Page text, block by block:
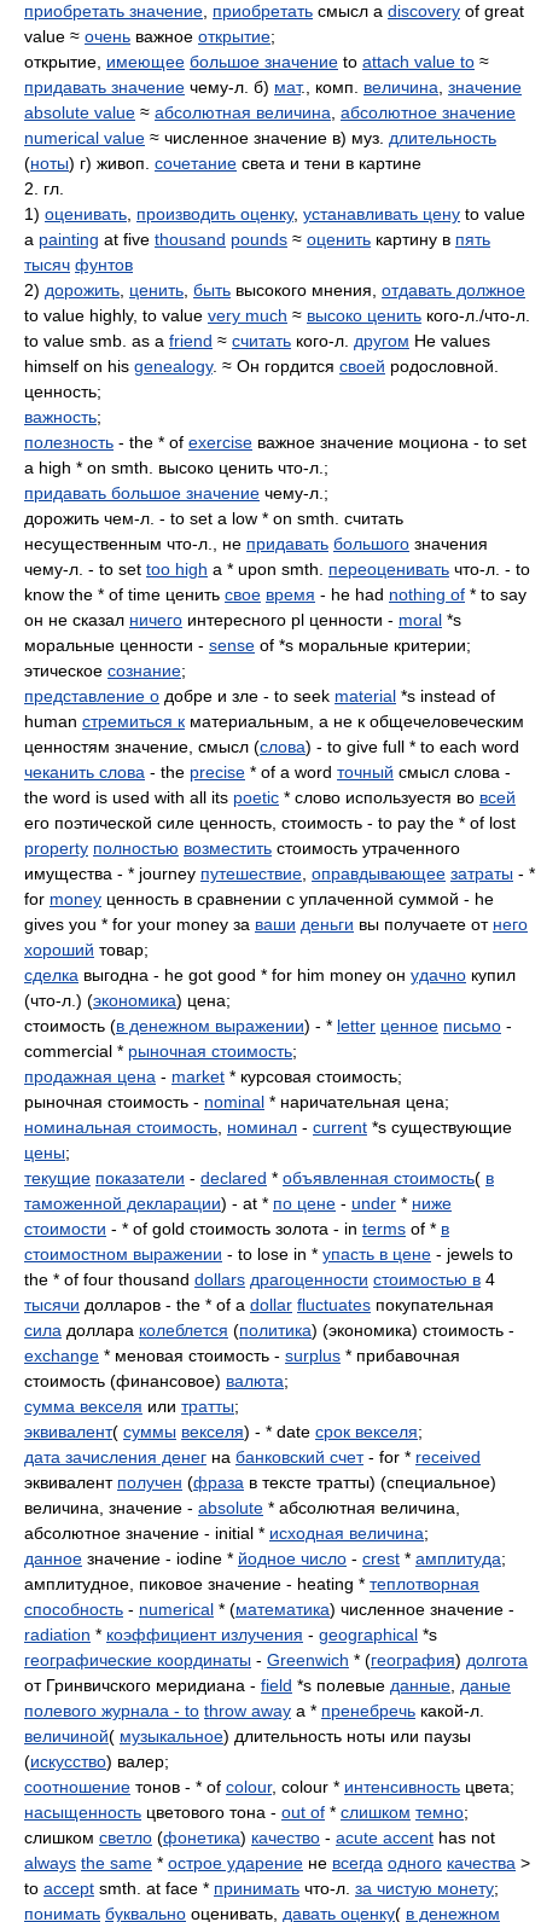
приобретать значение приобретать смысл a discovery of great
value ≈ очень важное открытие;
открытие, имеющее большое значение to attach value to ≈
придавать значение чему-л. б) мат., комп. величина значение
absolute value ≈ абсолютная величина абсолютное значение
numerical value ≈ численное значение в) муз. длительность
(ноты) г) живоп. сочетание света и тени в картине
2. гл.
1) оценивать производить оценку, устанавливать цену to value
a painting at five thousand pounds ≈ оценить картину в пять
тысяч фунтов
2) дорожить ценить быть высокого мнения, отдавать должное
to value highly, to value very much ≈ высоко ценить кого-л./что-л.
to value smb. as a friend ≈ считать кого-л. другом He values
himself on his genealogy. ≈ Он гордится своей родословной.
ценность;
важность;
полезность - the * of exercise важное значение моциона - to set
a high * on smth. высоко ценить что-л.;
придавать большое значение чему-л.;
дорожить чем-л. - to set a low * on smth. считать
несущественным что-л., не придавать большого значения
чему-л. - to set too high a * upon smth. переоценивать что-л. - to
know the * of time ценить свое время - he had nothing of * to say
он не сказал ничего интересного pl ценности - moral *s
моральные ценности - sense of *s моральные критерии;
этическое сознание;
представление о добре и зле - to seek material *s instead of
human стремиться к материальным, а не к общечеловеческим
ценностям значение, смысл (слова) - to give full * to each word
чеканить слова - the precise * of a word точный смысл слова -
the word is used with all its poetic * слово используестя во всей
его поэтической силе ценность, стоимость - to pay the * of lost
property полностью возместить стоимость утраченного
имущества - * journey путешествие оправдывающее затраты - *
for money ценность в сравнении с уплаченной суммой - he
gives you * for your money за ваши деньги вы получаете от него
хороший товар;
сделка выгодна - he got good * for him money он удачно купил
(что-л.) (экономика) цена;
стоимость (в денежном выражении) - * letter ценное письмо -
сommercial * рыночная стоимость;
продажная цена - market * курсовая стоимость;
рыночная стоимость - nominal * наричательная цена;
номинальная стоимость номинал - current *s существующие
цены;
текущие показатели - declared * объявленная стоимость( в
таможенной декларации) - at * по цене - under * ниже
стоимости - * of gold стоимость золота - in terms of * в
стоимостном выражении - to lose in * упасть в цене - jewels to
the * of four thousand dollars драгоценности стоимостью в 4
тысячи долларов - the * of a dollar fluctuates покупательная
сила доллара колеблется (политика) (экономика) стоимость -
exchange * меновая стоимость - surplus * прибавочная
стоимость (финансовое) валюта;
сумма векселя или тратты;
эквивалент( суммы векселя) - * date срок векселя;
дата зачисления денег на банковский счет- for * received
эквивалент получен (фраза в тексте тратты) (специальное)
величина, значение - absolute * абсолютная величина,
абсолютное значение - initial * исходная величина;
данное значение - iodine * йодное число - crest * амплитуда;
амплитудное, пиковое значение - heating * теплотворная
способность - numerical * (математика) численное значение -
radiation * коэффициент излучения - geographical *s
географические координаты - Greenwich * (география) долгота
от Гринвичского меридиана - field *s полевые данные даные
полевого журнала - to throw away a * пренебречь какой-л.
величиной( музыкальное) длительность ноты или паузы
(искусство) валер;
соотношение тонов - * of colour, colour * интенсивность цвета;
насыщенность цветового тона - out of * слишком темно;
слишком светло (фонетика) качество - acute accent has not
always the same * острое ударение не всегда одного качества >
to accept smth. at face * принимать что-л. за чистую монету;
понимать буквально оценивать, давать оценку( в денежном